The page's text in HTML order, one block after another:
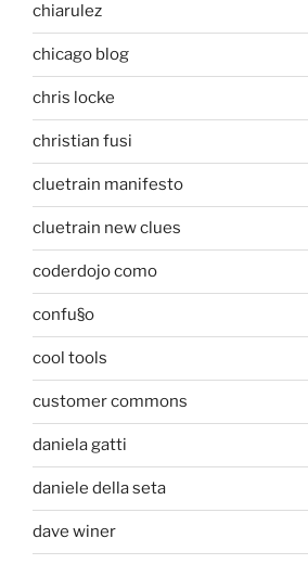
chiarulez
chicago blog
chris locke
christian fusi
cluetrain manifesto
cluetrain new clues
coderdojo como
confu§o
cool tools
customer commons
daniela gatti
daniele della seta
dave winer